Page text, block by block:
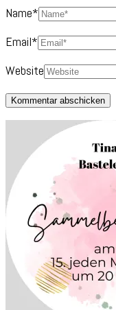
Name*
Email*
Website